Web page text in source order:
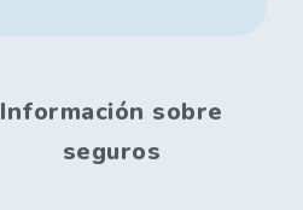
Información sobre
seguros